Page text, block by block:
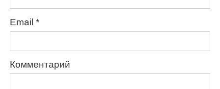
Email *
Комментарий